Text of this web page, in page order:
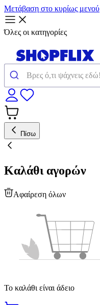
Μετάβαση στο κυρίως μενού
Όλες οι κατηγορίες
Πίσω
Καλάθι αγορών
Αφαίρεση όλων
Το καλάθι είναι άδειο